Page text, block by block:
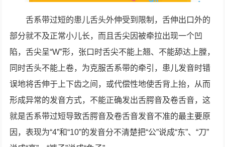
舌系带过短的患儿舌头外伸受到限制，舌伸出口外的
部分就不及正常小儿长，而且舌尖因被牵拉出现一个凹
陷，舌尖呈“W”形，张口时舌尖不能上翘、不能舔达上膛，
同时舌头不能上卷，为克服舌系带的牵引，患儿发音时错
误地将舌伸于上下齿之间，或代偿性地使舌背上抬，从而
形成异常的发音方式，不能正确发出舌腭音及卷舌音，这
就是舌系带过短导致舌腭音及卷舌音发音不准的最主要原
因，表现为“4”和“10”的发音分不清楚把“公”说成“东”、“刀”